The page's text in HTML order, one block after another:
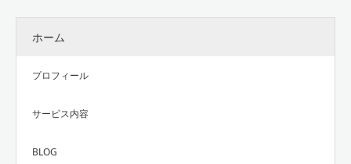
ホーム
プロフィール
サービス内容
BLOG